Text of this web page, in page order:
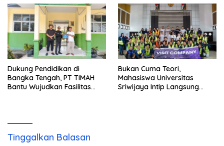
Dukung Pendidikan di
Bangka Tengah, PT TIMAH
Bantu Wujudkan Fasilitas
Bukan Cuma Teori,
Mahasiswa Universitas
Sriwijaya Intip Langsung
Tinggalkan Balasan